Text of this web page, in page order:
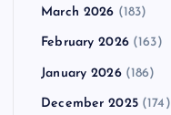
March 2026 (183)
February 2026(163)
January 2026(186)
December 2025(174)